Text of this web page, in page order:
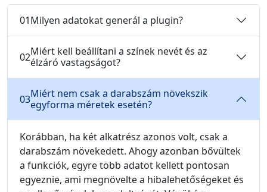
01Milyen adatokat generál a plugin?
02Miért kell beállítani a színek nevét és az
élzáró vastagságot?
03Miért nem csak a darabszám növekszik
egyforma méretek esetén?
Korábban, ha két alkatrész azonos volt, csak a
darabszám növekedett. Ahogy azonban bővültek
a funkciók, egyre több adatot kellett pontosan
egyeznie, ami megnövelte a hibalehetőségeket és